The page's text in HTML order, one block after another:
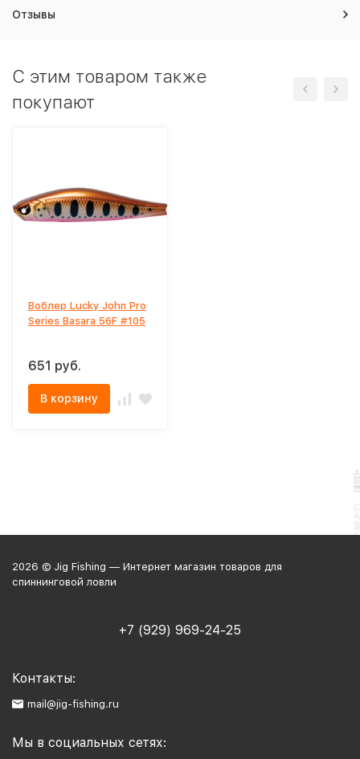
Отзывы
C этим товаром также
покупают
Воблер Lucky John Pro
Series Basara 56F #105
651 руб.
В корзину
2026 © Jig Fishing — Интернет магазин товаров для
спиннинговой ловли
+7 (929) 969-24-25
Контакты:
mail@jig-fishing.ru
Мы в социальных сетях: